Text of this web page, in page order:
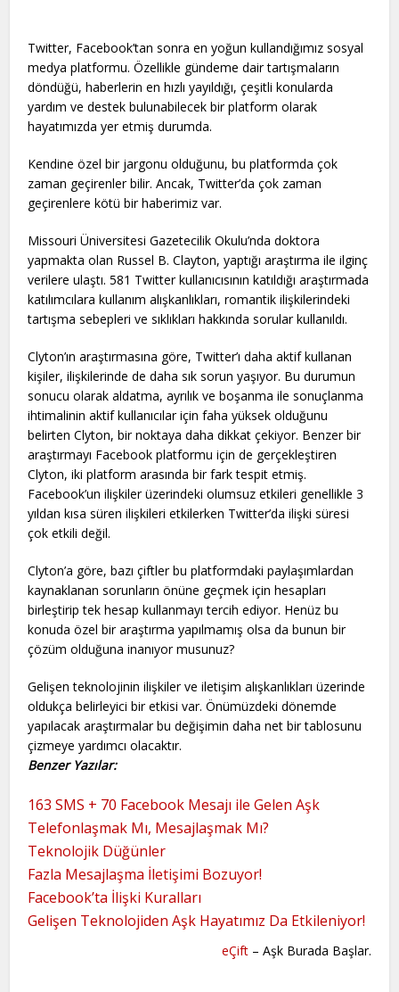
Twitter, Facebook’tan sonra en yoğun kullandığımız sosyal
medya platformu. Özellikle gündeme dair tartışmaların
döndüğü, haberlerin en hızlı yayıldığı, çeşitli konularda
yardım ve destek bulunabilecek bir platform olarak
hayatımızda yer etmiş durumda.
Kendine özel bir jargonu olduğunu, bu platformda çok
zaman geçirenler bilir. Ancak, Twitter’da çok zaman
geçirenlere kötü bir haberimiz var.
Missouri Üniversitesi Gazetecilik Okulu’nda doktora
yapmakta olan Russel B. Clayton, yaptığı araştırma ile ilginç
verilere ulaştı. 581 Twitter kullanıcısının katıldığı araştırmada
katılımcılara kullanım alışkanlıkları, romantik ilişkilerindeki
tartışma sebepleri ve sıklıkları hakkında sorular kullanıldı.
Clyton’ın araştırmasına göre, Twitter’ı daha aktif kullanan
kişiler, ilişkilerinde de daha sık sorun yaşıyor. Bu durumun
sonucu olarak aldatma, ayrılık ve boşanma ile sonuçlanma
ihtimalinin aktif kullanıcılar için faha yüksek olduğunu
belirten Clyton, bir noktaya daha dikkat çekiyor. Benzer bir
araştırmayı Facebook platformu için de gerçekleştiren
Clyton, iki platform arasında bir fark tespit etmiş.
Facebook’un ilişkiler üzerindeki olumsuz etkileri genellikle 3
yıldan kısa süren ilişkileri etkilerken Twitter’da ilişki süresi
çok etkili değil.
Clyton’a göre, bazı çiftler bu platformdaki paylaşımlardan
kaynaklanan sorunların önüne geçmek için hesapları
birleştirip tek hesap kullanmayı tercih ediyor. Henüz bu
konuda özel bir araştırma yapılmamış olsa da bunun bir
çözüm olduğuna inanıyor musunuz?
Gelişen teknolojinin ilişkiler ve iletişim alışkanlıkları üzerinde
oldukça belirleyici bir etkisi var. Önümüzdeki dönemde
yapılacak araştırmalar bu değişimin daha net bir tablosunu
çizmeye yardımcı olacaktır.
Benzer Yazılar:
163 SMS + 70 Facebook Mesajı ile Gelen Aşk
Telefonlaşmak Mı, Mesajlaşmak Mı?
Teknolojik Düğünler
Fazla Mesajlaşma İletişimi Bozuyor!
Facebook’ta İlişki Kuralları
Gelişen Teknolojiden Aşk Hayatımız Da Etkileniyor!
eÇift– Aşk Burada Başlar.